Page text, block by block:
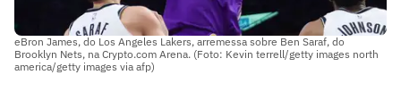
eBron James, do Los Angeles Lakers, arremessa sobre Ben Saraf, do
Brooklyn Nets, na Crypto.com Arena. (Foto: Kevin terrell/getty images north
america/getty images via afp)